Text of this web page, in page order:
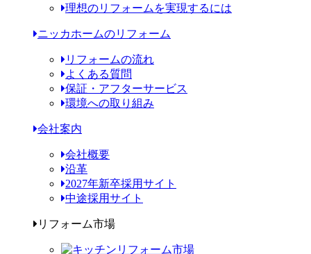
理想のリフォームを実現するには
ニッカホームのリフォーム
リフォームの流れ
よくある質問
保証・アフターサービス
環境への取り組み
会社案内
会社概要
沿革
2027年新卒採用サイト
中途採用サイト
リフォーム市場